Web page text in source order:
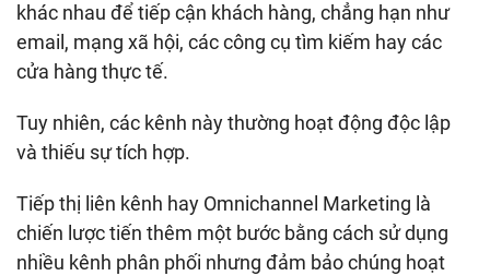
khác nhau để tiếp cận khách hàng, chẳng hạn như
email, mạng xã hội, các công cụ tìm kiếm hay các
cửa hàng thực tế.
Tuy nhiên, các kênh này thường hoạt động độc lập
và thiếu sự tích hợp.
Tiếp thị liên kênh hay Omnichannel Marketing là
chiến lược tiến thêm một bước bằng cách sử dụng
nhiều kênh phân phối nhưng đảm bảo chúng hoạt